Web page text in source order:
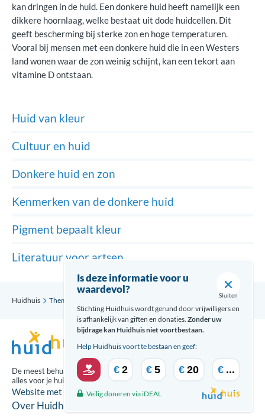
kan dringen in de huid. Een donkere huid heeft namelijk een
dikkere hoornlaag, welke bestaat uit dode huidcellen. Dit
geeft bescherming bij sterke zon en hoge temperaturen.
Vooral bij mensen met een donkere huid die in een Westers
land wonen waar de zon weinig schijnt, kan een tekort aan
vitamine D ontstaan.
Huidhuis Thema’s
Huid van kleur
Cultuur en huid
Donkere huid en zon
Kenmerken van de donkere huid
Pigment bepaalt kleur
Literatuur voor artsen
De meest behulpzame updates over
alles voor je huid ontvang je via:
Website met zorg gecreeërd door
Over Huidhuis
Is deze informatie voor u
waardevol?
Sluiten
Stichting Huidhuis wordt gerund door vrijwilligers en
is afhankelijk van giften en donaties. Zonder uw
bijdrage kan Huidhuis niet voortbestaan.
Help Huidhuis voort te bestaan en geef:
€ 2 € 5 € 20 € ...
Veilig doneren via iDEAL